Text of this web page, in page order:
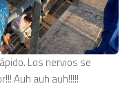
Los nervios se
Auh auh auh!!!!!